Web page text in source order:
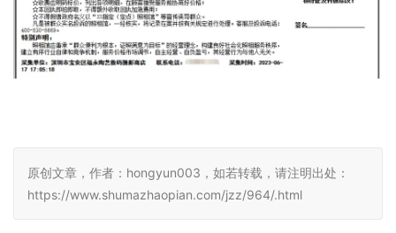
原创文章，作者：hongyun003，如若转载，请注明出处：
https://www.shumazhaopian.com/jzz/964/.html